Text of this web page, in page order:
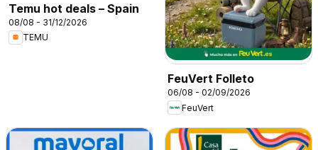
Temu hot deals – Spain
08/08 - 31/12/2026
TEMU
FeuVert Folleto
06/08 - 02/09/2026
FeuVert